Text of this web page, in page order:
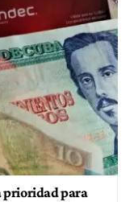
prioridad para